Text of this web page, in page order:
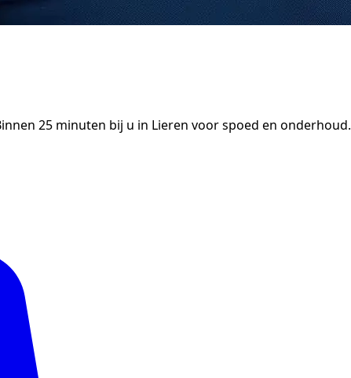
25 minuten bij u in Lieren voor spoed en onderhoud.